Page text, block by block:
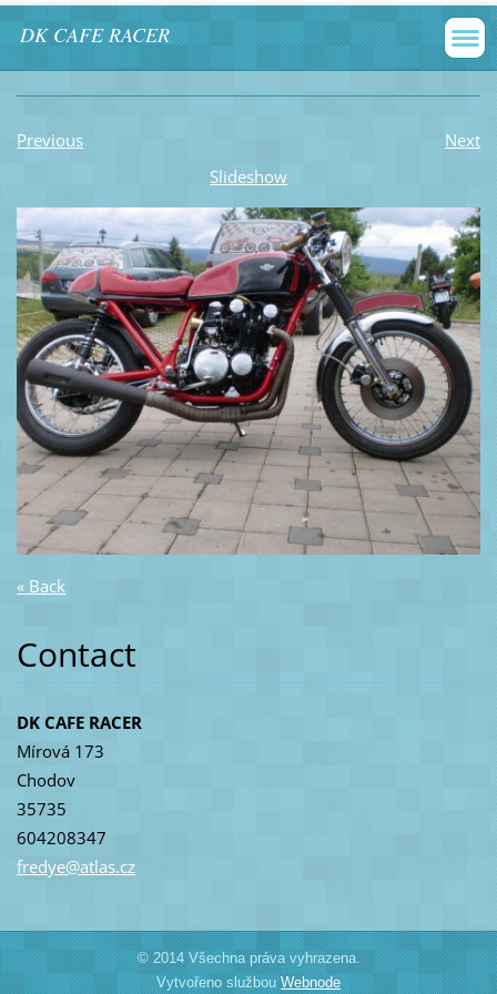
DK CAFE RACER
Previous
Next
Slideshow
« Back
Contact
DK CAFE RACER
Mírová 173
Chodov
35735
604208347
fredye@atlas.cz
© 2014 Všechna práva vyhrazena.
Vytvořeno službou Webnode